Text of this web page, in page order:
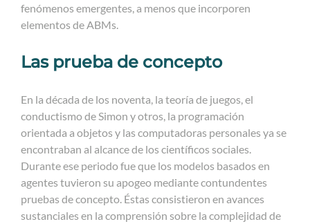
fenómenos emergentes, a menos que incorporen
elementos de ABMs.
Las prueba de concepto
En la década de los noventa, la teoría de juegos, el
conductismo de Simon y otros, la programación
orientada a objetos y las computadoras personales ya se
encontraban al alcance de los científicos sociales.
Durante ese periodo fue que los modelos basados en
agentes tuvieron su apogeo mediante contundentes
pruebas de concepto. Éstas consistieron en avances
sustanciales en la comprensión sobre la complejidad de